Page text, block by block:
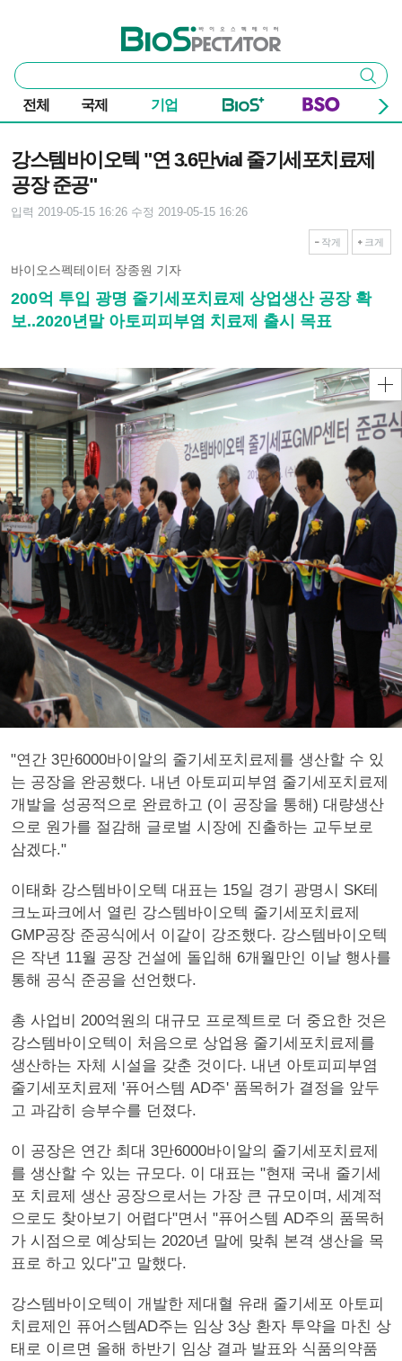
바이오스펙테이터
통
합
검
색
검색
전체 국제 기업
강스템바이오텍 "연 3.6만vial 줄기세포치료제
공장 준공"
입력 2019-05-15 16:26 수정 2019-05-15 16:26
작게 크게
바이오스펙테이터 장종원 기자
200억 투입 광명 줄기세포치료제 상업생산 공장 확
보..2020년말 아토피피부염 치료제 출시 목표
"연간 3만6000바이알의 줄기세포치료제를 생산할 수 있
는 공장을 완공했다. 내년 아토피피부염 줄기세포치료제
개발을 성공적으로 완료하고 (이 공장을 통해) 대량생산
으로 원가를 절감해 글로벌 시장에 진출하는 교두보로
삼겠다."
이태화 강스템바이오텍 대표는 15일 경기 광명시 SK테
크노파크에서 열린 강스템바이오텍 줄기세포치료제
GMP공장 준공식에서 이같이 강조했다. 강스템바이오텍
은 작년 11월 공장 건설에 돌입해 6개월만인 이날 행사를
통해 공식 준공을 선언했다.
총 사업비 200억원의 대규모 프로젝트로 더 중요한 것은
강스템바이오텍이 처음으로 상업용 줄기세포치료제를
생산하는 자체 시설을 갖춘 것이다. 내년 아토피피부염
줄기세포치료제 '퓨어스템 AD주' 품목허가 결정을 앞두
고 과감히 승부수를 던졌다.
이 공장은 연간 최대 3만6000바이알의 줄기세포치료제
를 생산할 수 있는 규모다. 이 대표는 "현재 국내 줄기세
포 치료제 생산 공장으로서는 가장 큰 규모이며, 세계적
으로도 찾아보기 어렵다"면서 "퓨어스템 AD주의 품목허
가 시점으로 예상되는 2020년 말에 맞춰 본격 생산을 목
표로 하고 있다"고 말했다.
강스템바이오텍이 개발한 제대혈 유래 줄기세포 아토피
치료제인 퓨어스템AD주는 임상 3상 환자 투약을 마친 상
태로 이르면 올해 하반기 임상 결과 발표와 식품의약품